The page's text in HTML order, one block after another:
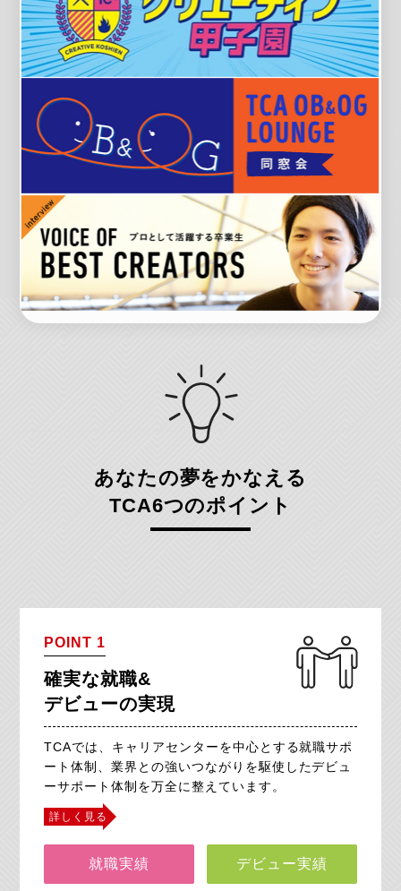
あなたの夢をかなえる
TCA6つのポイント
POINT 1
確実な就職&
デビューの実現
TCAでは、キャリアセンターを中心とする就職サポ
ート体制、業界との強いつながりを駆使したデビュ
ーサポート体制を万全に整えています。
詳しく見る
就職実績 デビュー実績